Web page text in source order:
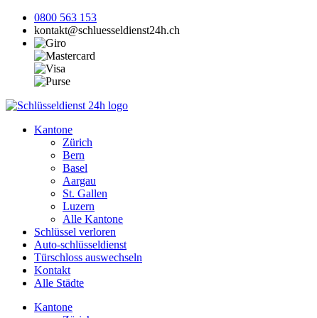
0800 563 153
kontakt@schluesseldienst24h.ch
Kantone
Zürich
Bern
Basel
Aargau
St. Gallen
Luzern
Alle Kantone
Schlüssel verloren
Auto-schlüsseldienst
Türschloss auswechseln
Kontakt
Alle Städte
Kantone